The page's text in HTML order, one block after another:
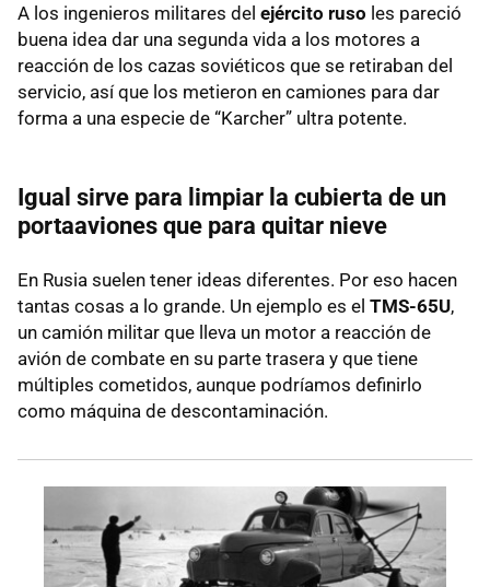
A los ingenieros militares del ejército ruso les pareció
buena idea dar una segunda vida a los motores a
reacción de los cazas soviéticos que se retiraban del
servicio, así que los metieron en camiones para dar
forma a una especie de “Karcher” ultra potente.
Igual sirve para limpiar la cubierta de un
portaaviones que para quitar nieve
En Rusia suelen tener ideas diferentes. Por eso hacen
tantas cosas a lo grande. Un ejemplo es el TMS-65U,
un camión militar que lleva un motor a reacción de
avión de combate en su parte trasera y que tiene
múltiples cometidos, aunque podríamos definirlo
como máquina de descontaminación.